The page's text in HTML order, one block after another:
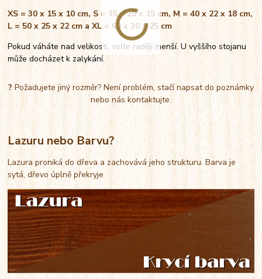
XS = 30 x 15 x 10 cm, S = 35 x 20 x 15 cm, M = 40 x 22 x 18 cm,
L = 50 x 25 x 22 cm a XL = 60 x 30 x 25 cm
Pokud váháte nad velikostí, volte raději menší. U vyššího stojanu
může docházet k zalykání.
? Požadujete jiný rozměr? Není problém, stačí napsat do poznámky
nebo nás kontaktujte.
Lazuru nebo Barvu?
Lazura proniká do dřeva a zachovává jeho strukturu. Barva je
sytá, dřevo úplně překryje